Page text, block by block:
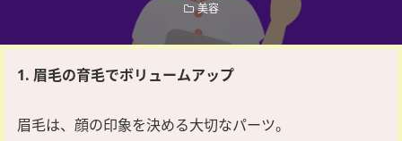
美容
1. 眉毛の育毛でボリュームアップ
眉毛は、顔の印象を決める大切なパーツ。